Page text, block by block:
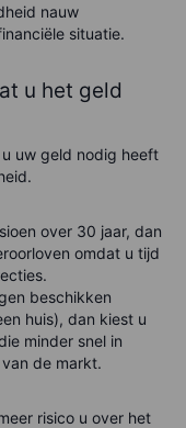
nauw
situatie.
u het geld
uw geld nodig heeft
over 30 jaar, dan
omdat u tijd
beschikken
huis), dan kiest u
minder snel in
de markt.
risico u over het